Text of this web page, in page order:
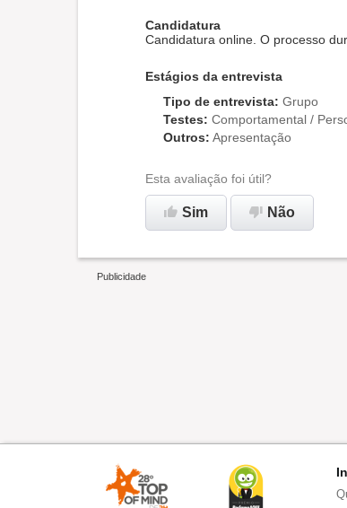
Candidatura
Candidatura online. O processo
Estágios da entrevista
Tipo de entrevista: Grupo
Testes: Comportamental /
Outros: Apresentação
Esta avaliação foi útil?
Sim Não